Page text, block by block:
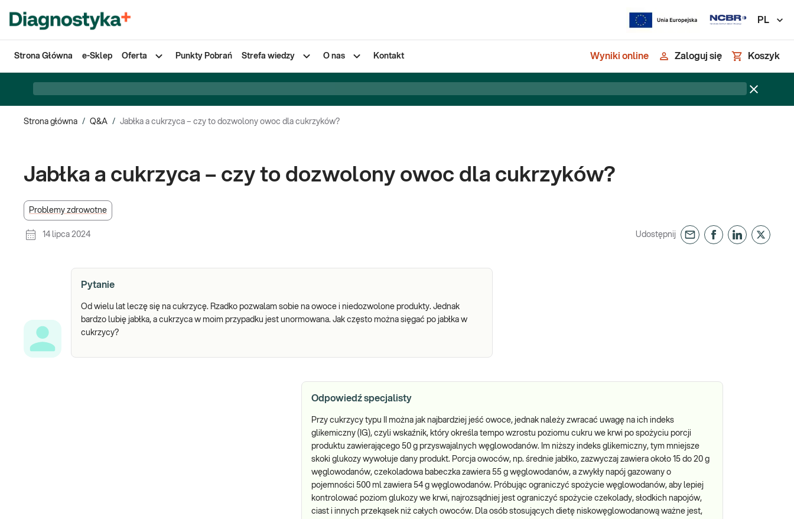
PL
Strona Główna e-Sklep Oferta Punkty Pobrań Strefa wiedzy O nas Kontakt Wyniki online Zaloguj się Koszyk
Strona główna / Q&A / Jabłka a cukrzyca – czy to dozwolony owoc dla cukrzyków?
Jabłka a cukrzyca – czy to dozwolony owoc dla cukrzyków?
Problemy zdrowotne
14 lipca 2024 Udostępnij
Pytanie
Od wielu lat leczę się na cukrzycę. Rzadko pozwalam sobie na owoce i niedozwolone produkty. Jednak
bardzo lubię jabłka, a cukrzyca w moim przypadku jest unormowana. Jak często można sięgać po jabłka w
cukrzycy?
Odpowiedź specjalisty
Przy cukrzycy typu II można jak najbardziej jeść owoce, jednak należy zwracać uwagę na ich indeks
glikemiczny (IG), czyli wskaźnik, który określa tempo wzrostu poziomu cukru we krwi po spożyciu porcji
produktu zawierającego 50 g przyswajalnych węglowodanów. Im niższy indeks glikemiczny, tym mniejsze
skoki glukozy wywołuje dany produkt. Porcja owoców, np. średnie jabłko, zazwyczaj zawiera około 15 do 20 g
węglowodanów, czekoladowa babeczka zawiera 55 g węglowodanów, a zwykły napój gazowany o
pojemności 500 ml zawiera 54 g węglowodanów. Próbując ograniczyć spożycie węglowodanów, aby lepiej
kontrolować poziom glukozy we krwi, najrozsądniej jest ograniczyć spożycie czekolady, słodkich napojów,
ciast i innych przekąsek niż całych owoców. Dla osób stosujących dietę niskowęglowodanową ważne jest,